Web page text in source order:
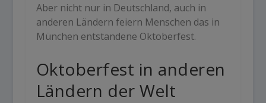
Aber nicht nur in Deutschland, auch in
anderen Ländern feiern Menschen das in
München entstandene Oktoberfest.
Oktoberfest in anderen
Ländern der Welt